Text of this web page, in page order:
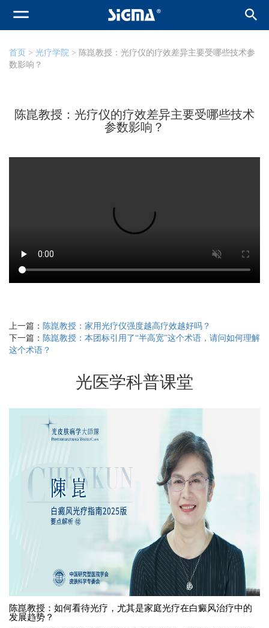
首页 > 光疗学院 > 陈崑教授：光疗仪的疗效差异主要受哪些技术参
数影响？
陈崑教授：光疗仪的疗效差异主要受哪些技术
参数影响？
上一篇： 陈崑教授：家用光疗仪强度越高疗效越好吗？
下一篇： 陈崑教授：本团标引用了“半高宽”这个术语，请问如何理解
这个术语？
光医学科普课堂
陈崑教授：如何看待光疗，尤其是家庭光疗在白癜风治疗中的
发展趋势？